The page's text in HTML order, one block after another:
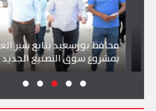
محافظ بورسعيد يتابع سير العمل
بمشروع سوق التصنيع الجديد